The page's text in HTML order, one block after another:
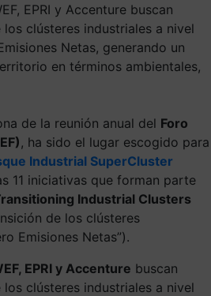
EPRI y Accenture buscan
clústeres industriales a nivel
Netas, generando un
en términos ambientales,
de la reunión anual del Foro
, ha sido el lugar escogido para
Industrial SuperCluster
11 iniciativas que forman parte
Industrial Clusters
de los clústeres
Emisiones Netas”).
EPRI y Accenture buscan
clústeres industriales a nivel